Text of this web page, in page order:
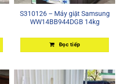
S310126 – Máy giặt Samsung
WW14BB944DGB 14kg
Đọc tiếp